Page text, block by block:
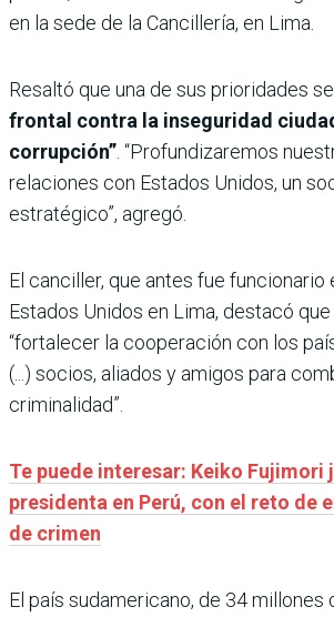
en la sede de la Cancillería, en Lima.
Resaltó que una de sus prioridades
frontal contra la inseguridad
corrupción” . “Profundizaremos
relaciones con Estados Unidos, un
estratégico”, agregó.
El canciller, que antes fue funcionario
Estados Unidos en Lima, destacó que
“fortalecer la cooperación con los
(...) socios, aliados y amigos para
criminalidad”.
Te puede interesar: Keiko Fujimori
presidenta en Perú, con el reto de
de crimen
El país sudamericano, de 34 millones